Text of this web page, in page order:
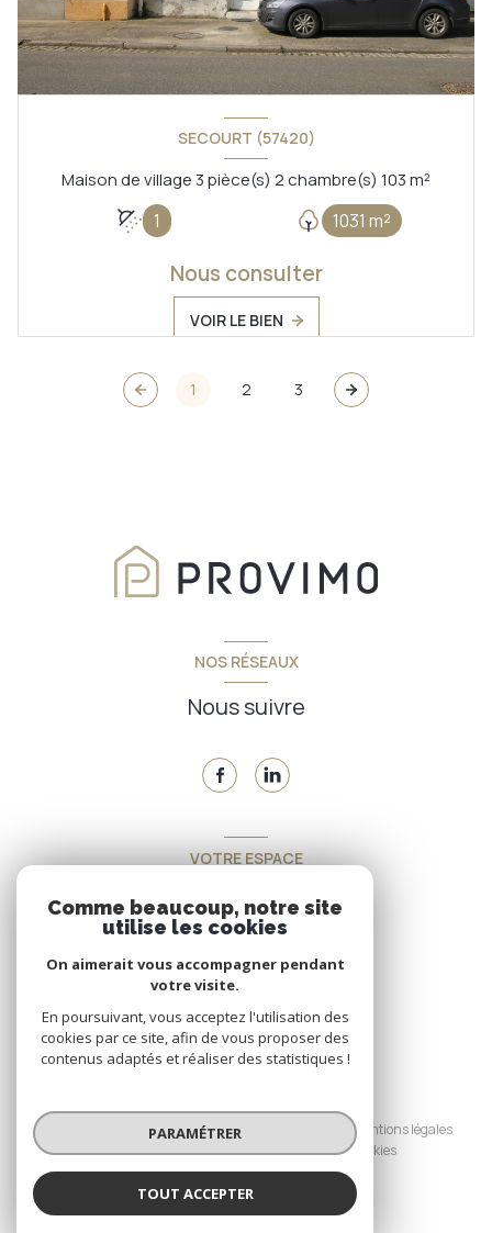
SECOURT (57420)
Maison de village 3 pièce(s) 2 chambre(s) 103 m²
1 1031 m²
Nous consulter
VOIR LE BIEN
1 2 3
NOS RÉSEAUX
Nous suivre
VOTRE ESPACE
Espace propriétaire
SE CONNECTER
Nos honoraires
Nos partenaires
Mentions légales
Admin
Politique RGPD Cookies
Réalisé par :
Comme beaucoup, notre site
utilise les cookies
On aimerait vous accompagner pendant
votre visite.
En poursuivant, vous acceptez l'utilisation des
cookies par ce site, afin de vous proposer des
contenus adaptés et réaliser des statistiques !
PARAMÉTRER
TOUT ACCEPTER